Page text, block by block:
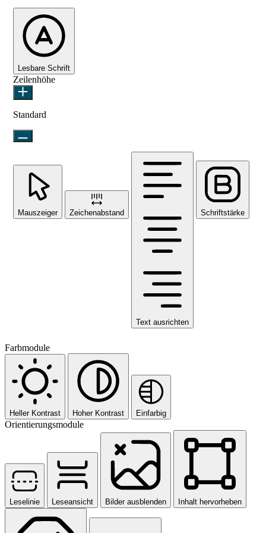
Lesbare Schrift
Zeilenhöhe
Standard
Mauszeiger Zeichenabstand
Text ausrichten
Schriftstärke
Farbmodule
Heller Kontrast Hoher Kontrast Einfarbig
Orientierungsmodule
Leselinie Leseansicht Bilder ausblenden Inhalt hervorheben